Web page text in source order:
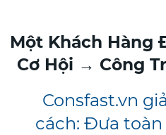
Một Khách Hàng
Cơ Hội → Công
Consfast.vn
cách: Đưa